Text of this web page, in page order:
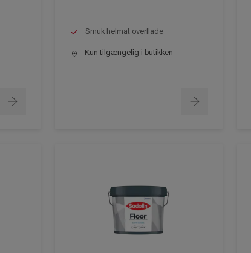
Smuk helmat overflade
Kun tilgængelig i butikken